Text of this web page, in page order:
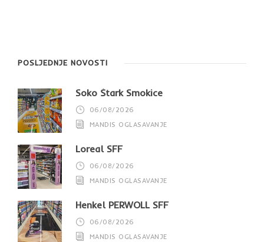
POSLJEDNJE NOVOSTI
Soko Štark Smokice
06/08/2026
MANDIS OGLASAVANJE
Loreal SFF
06/08/2026
MANDIS OGLASAVANJE
Henkel PERWOLL SFF
06/08/2026
MANDIS OGLASAVANJE